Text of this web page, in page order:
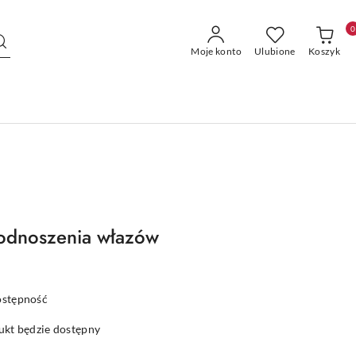
Moje konto Ulubione Koszyk
0
włazów
będzie dostępny